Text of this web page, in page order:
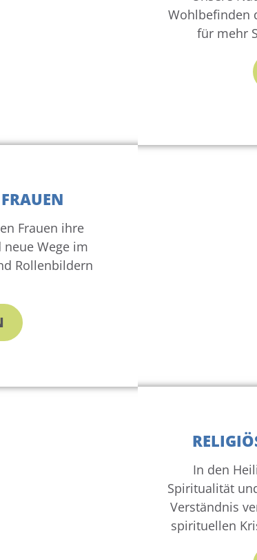
Wohlbefinden
für mehr
Frauen ihre
Wege im
Rollenbildern
In den
Spiritualität
Verständnis
spirituellen